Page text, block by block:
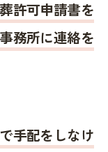
許可申請書を
務所に連絡を
手配をしなけ